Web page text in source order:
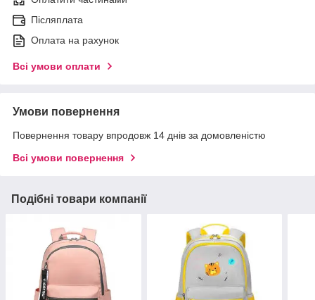
Післяплата
Оплата на рахунок
Всі умови оплати
Умови повернення
Повернення товару впродовж 14 днів за домовленістю
Всі умови повернення
Подібні товари компанії